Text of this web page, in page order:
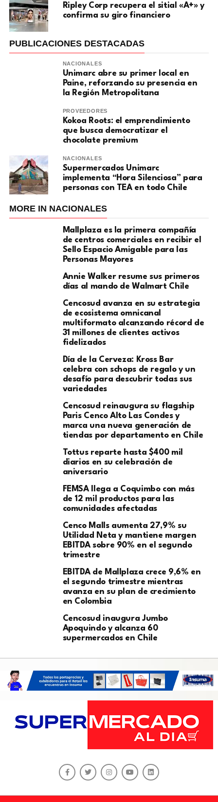
Ripley Corp recupera el sitial «A+» y
confirma su giro financiero
PUBLICACIONES DESTACADAS
NACIONALES
Unimarc abre su primer local en
Paine, reforzando su presencia en
la Región Metropolitana
PROVEEDORES
Kokoa Roots: el emprendimiento
que busca democratizar el
chocolate premium
NACIONALES
Supermercados Unimarc
implementa “Hora Silenciosa” para
personas con TEA en todo Chile
MORE IN NACIONALES
Mallplaza es la primera compañía
de centros comerciales en recibir el
Sello Espacio Amigable para las
Personas Mayores
Annie Walker resume sus primeros
días al mando de Walmart Chile
Cencosud avanza en su estrategia
de ecosistema omnicanal
multiformato alcanzando récord de
31 millones de clientes activos
fidelizados
Día de la Cerveza: Kross Bar
celebra con schops de regalo y un
desafío para descubrir todas sus
variedades
Cencosud reinaugura su flagship
Paris Cenco Alto Las Condes y
marca una nueva generación de
tiendas por departamento en Chile
Tottus reparte hasta $400 mil
diarios en su celebración de
aniversario
FEMSA llega a Coquimbo con más
de 12 mil productos para las
comunidades afectadas
Cenco Malls aumenta 27,9% su
Utilidad Neta y mantiene margen
EBITDA sobre 90% en el segundo
trimestre
EBITDA de Mallplaza crece 9,6% en
el segundo trimestre mientras
avanza en su plan de crecimiento
en Colombia
Cencosud inaugura Jumbo
Apoquindo y alcanza 60
supermercados en Chile